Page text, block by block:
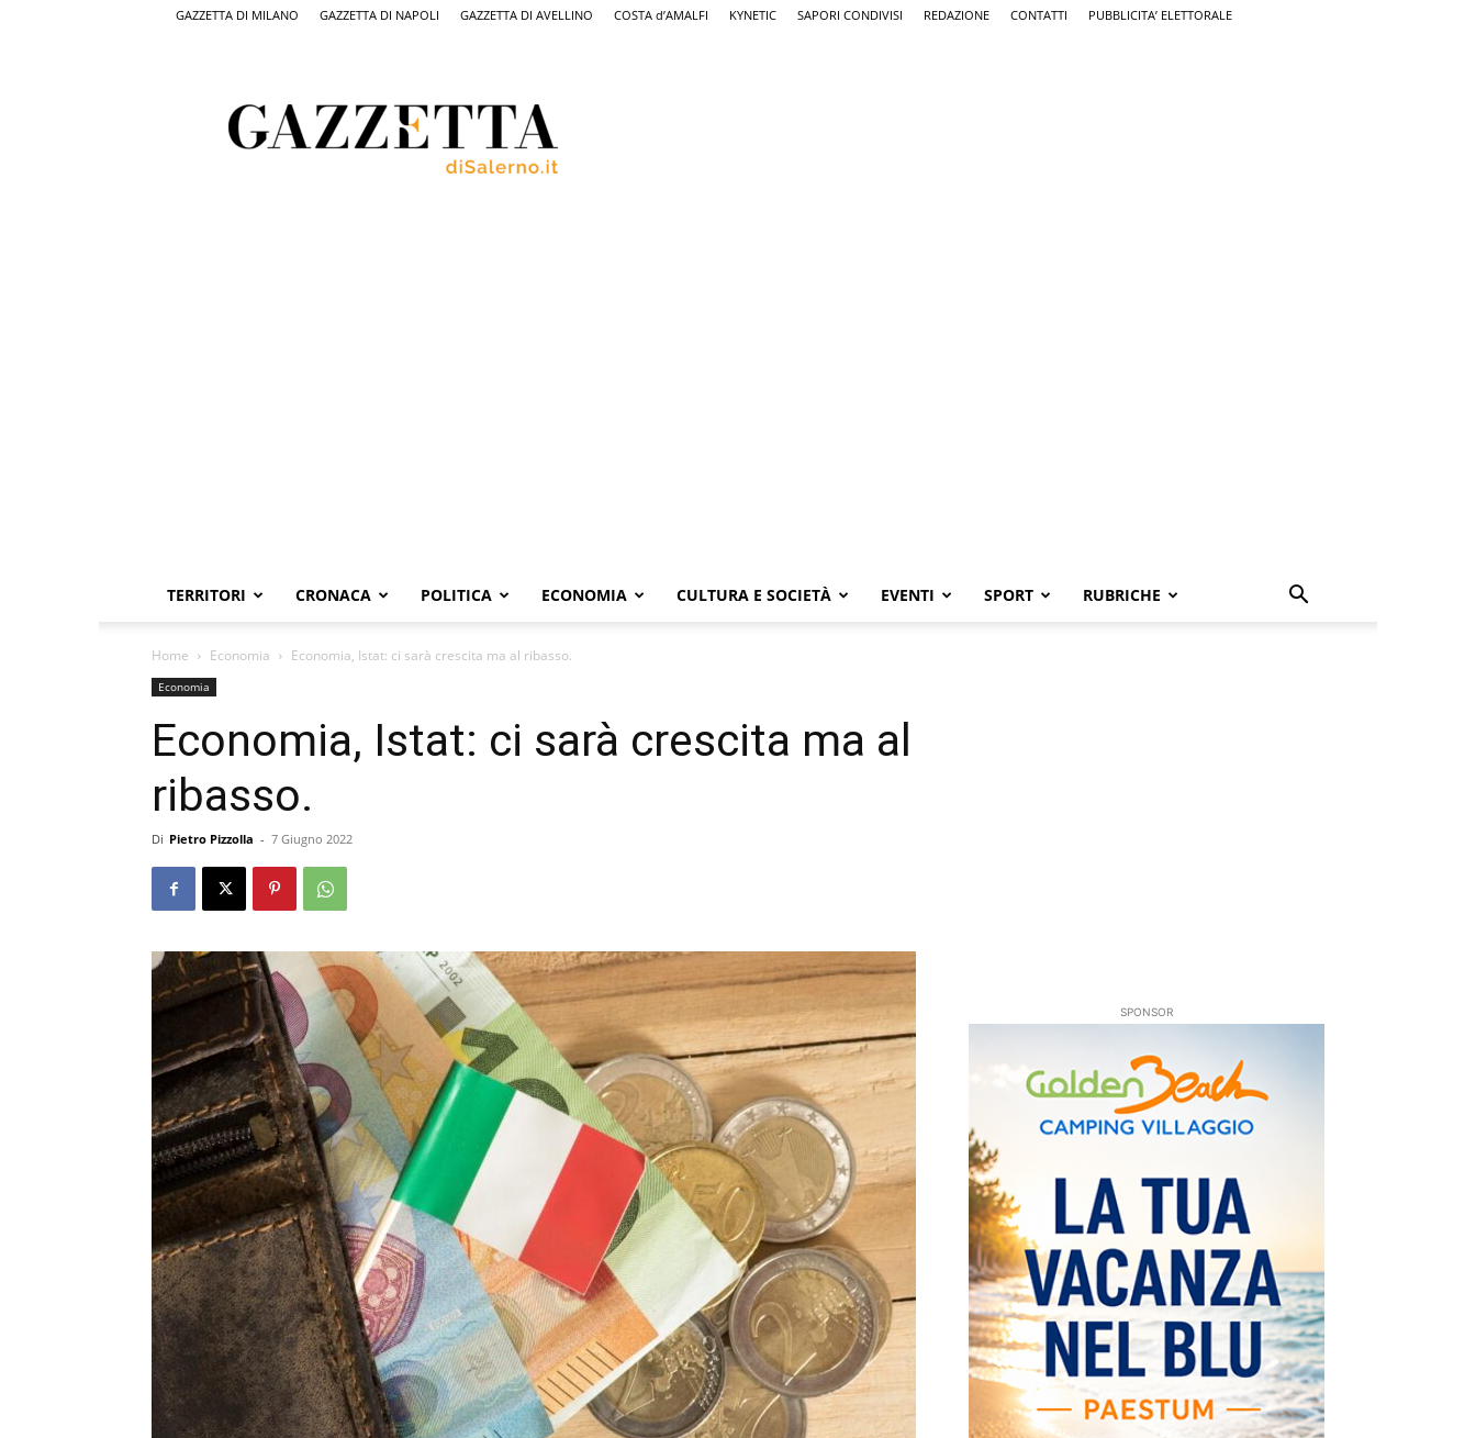
GAZZETTA DI MILANO GAZZETTA DI NAPOLI GAZZETTA DI AVELLINO COSTA d’AMALFI KYNETIC SAPORI CONDIVISI REDAZIONE CONTATTI PUBBLICITA’ ELETTORALE
Salerno,
il
quotidiano
TERRITORI CRONACA POLITICA ECONOMIA CULTURA E SOCIETÀ EVENTI SPORT RUBRICHE
Home Economia Economia, Istat: ci sarà crescita ma al ribasso.
Economia
Economia, Istat: ci sarà crescita ma al
ribasso.
Di Pietro Pizzolla - 7 Giugno 2022
SPONSOR